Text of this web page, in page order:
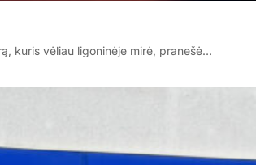
kuris vėliau ligoninėje mirė, pranešė…